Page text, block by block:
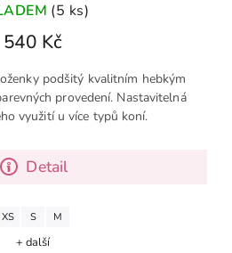
(5 ks)
540 Kč
Detail
podšitý kvalitním hebkým
provedení. Nastavitelná
využití u více typů koní.
XS S M
+ další